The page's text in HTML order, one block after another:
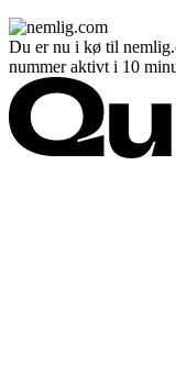
Du er nu i kø til
nummer aktivt i 10